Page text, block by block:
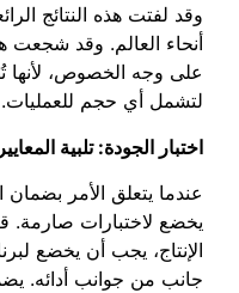
وقد لفتت هذه النتائج
أنحاء العالم. وقد شجعت
على وجه الخصوص، لأنها
لتشمل أي حجم للعمليات.
اختبار الجودة: تلبية
عندما يتعلق الأمر بضمان
يخضع لاختبارات
الإنتاج، يجب أن يخضع
جانب من جوانب أدائه.